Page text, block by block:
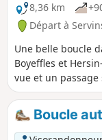
8,36 km
Départ à
Une belle boucle
Boyeffles et
vue et un
parcours sur des
Boucle